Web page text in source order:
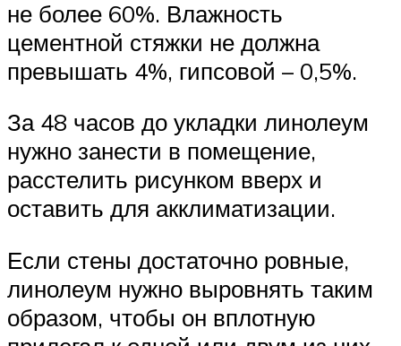
не более 60%. Влажность
цементной стяжки не должна
превышать 4%, гипсовой – 0,5%.
За 48 часов до укладки линолеум
нужно занести в помещение,
расстелить рисунком вверх и
оставить для акклиматизации.
Если стены достаточно ровные,
линолеум нужно выровнять таким
образом, чтобы он вплотную